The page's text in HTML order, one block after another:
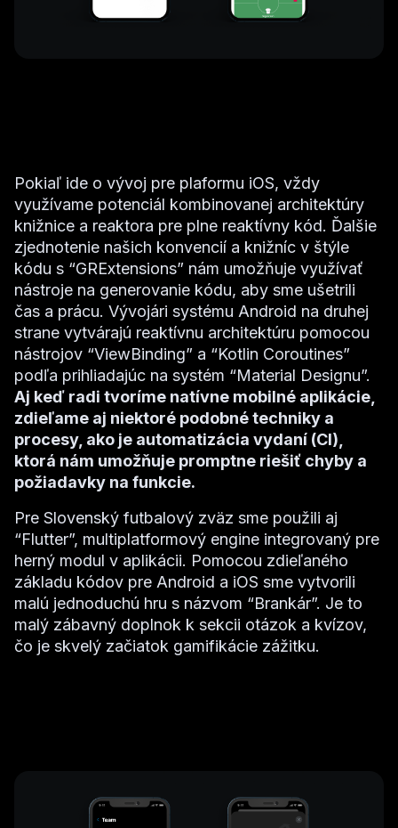
Pokiaľ ide o vývoj pre plaformu iOS, vždy
využívame potenciál kombinovanej architektúry
knižnice a reaktora pre plne reaktívny kód. Ďalšie
zjednotenie našich konvencií a knižníc v štýle
kódu s “GRExtensions” nám umožňuje využívať
nástroje na generovanie kódu, aby sme ušetrili
čas a prácu. Vývojári systému Android na druhej
strane vytvárajú reaktívnu architektúru pomocou
nástrojov “ViewBinding” a “Kotlin Coroutines”
podľa prihliadajúc na systém “Material Designu”.
Aj keď radi tvoríme natívne mobilné aplikácie,
zdieľame aj niektoré podobné techniky a
procesy, ako je automatizácia vydaní (CI),
ktorá nám umožňuje promptne riešiť chyby a
požiadavky na funkcie.
Pre Slovenský futbalový zväz sme použili aj
“Flutter”, multiplatformový engine integrovaný pre
herný modul v aplikácii. Pomocou zdieľaného
základu kódov pre Android a iOS sme vytvorili
malú jednoduchú hru s názvom “Brankár”. Je to
malý zábavný doplnok k sekcii otázok a kvízov,
čo je skvelý začiatok gamifikácie zážitku.